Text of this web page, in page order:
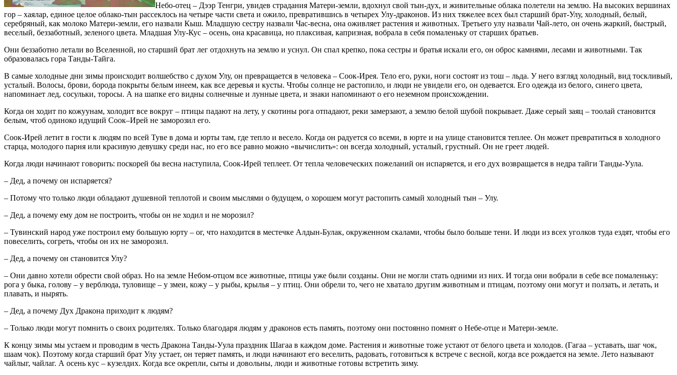
Небо-отец – Дээр Тенгри, увидев страдания Матери-земли, вдохнул свой тын-дух, и живительные облака полетели на землю. На высоких вершинах
гор – хаялар, единое целое облако-тын рассеклось на четыре части света и ожило, превратившись в четырех Улу-драконов. Из них тяжелее всех был старший брат-Улу, холодный, белый,
серебряный, как молоко Матери-земли, его назвали Кыш. Младшую сестру назвали Час-весна, она оживляет растения и животных. Третьего улу назвали Чай-лето, он очень жаркий, быстрый,
веселый, беззаботный, зеленого цвета. Младшая Улу-Кус – осень, она красавица, но плаксивая, капризная, вобрала в себя помаленьку от старших братьев.
Они беззаботно летали во Вселенной, но старший брат лег отдохнуть на землю и уснул. Он спал крепко, пока сестры и братья искали его, он оброс камнями, лесами и животными. Так
образовалась гора Танды-Тайга.
В самые холодные дни зимы происходит волшебство с духом Улу, он превращается в человека – Соок-Ирея. Тело его, руки, ноги состоят из тош – льда. У него взгляд холодный, вид тоскливый,
усталый. Волосы, брови, борода покрыты белым инеем, как все деревья и кусты. Чтобы солнце не растопило, и люди не увидели его, он одевается. Его одежда из белого, синего цвета,
напоминает лед, сосульки, торосы. А на шапке его видны солнечные и лунные цвета, и знаки напоминают о его неземном происхождении.
Когда он ходит по кожуунам, холодит все вокруг – птицы падают на лету, у скотины рога отпадают, реки замерзают, а землю белой шубой покрывает. Даже серый заяц – тоолай становится
белым, чтоб одиноко идущий Соок–Ирей не заморозил его.
Соок-Ирей летит в гости к людям по всей Туве в дома и юрты там, где тепло и весело. Когда он радуется со всеми, в юрте и на улице становится теплее. Он может превратиться в холодного
старца, молодого парня или красивую девушку среди нас, но его все равно можно «вычислить»: он всегда холодный, усталый, грустный. Он не греет людей.
Когда люди начинают говорить: поскорей бы весна наступила, Соок-Ирей теплеет. От тепла человеческих пожеланий он испаряется, и его дух возвращается в недра тайги Танды-Уула.
– Дед, а почему он испаряется?
– Потому что только лю­ди обладают душевной теплотой и своим мыслями о будущем, о хорошем могут растопить самый холодный тын – Улу.
– Дед, а почему ему дом не построить, чтобы он не ходил и не морозил?
– Тувинский народ уже построил ему большую юрту – ог, что находится в местечке Алдын-Булак, окруженном скалами, чтобы было больше тени. И люди из всех уголков туда ездят, чтобы его
повеселить, согреть, чтобы он их не заморозил.
– Дед, а почему он становится Улу?
– Они давно хотели обрести свой образ. Но на земле Небом-отцом все животные, птицы уже были созданы. Они не могли стать одними из них. И тогда они вобрали в себе все помаленьку:
рога у быка, голову – у верблюда, туловище – у змеи, кожу – у рыбы, крылья – у птиц. Они обрели то, чего не хватало другим животным и птицам, поэтому они могут и ползать, и летать, и
плавать, и нырять.
– Дед, а почему Дух Дракона приходит к людям?
– Только люди могут помнить о своих родителях. Только благодаря людям у драконов есть память, поэтому они постоянно помнят о Небе-отце и Матери-земле.
К концу зимы мы устаем и проводим в честь Дракона Танды-Уула праздник Шагаа в каждом доме. Растения и животные тоже устают от белого цвета и холодов. (Гагаа – уставать, шаг чок,
шаам чок). Поэтому когда старший брат Улу устает, он теряет память, и люди начинают его веселить, радовать, готовиться к встрече с весной, когда все рождается на земле. Лето называют
чайлыг, чайлаг. А осень кус – кузелдих. Когда все окрепли, сыты и довольны, люди и животные готовы встретить зиму.